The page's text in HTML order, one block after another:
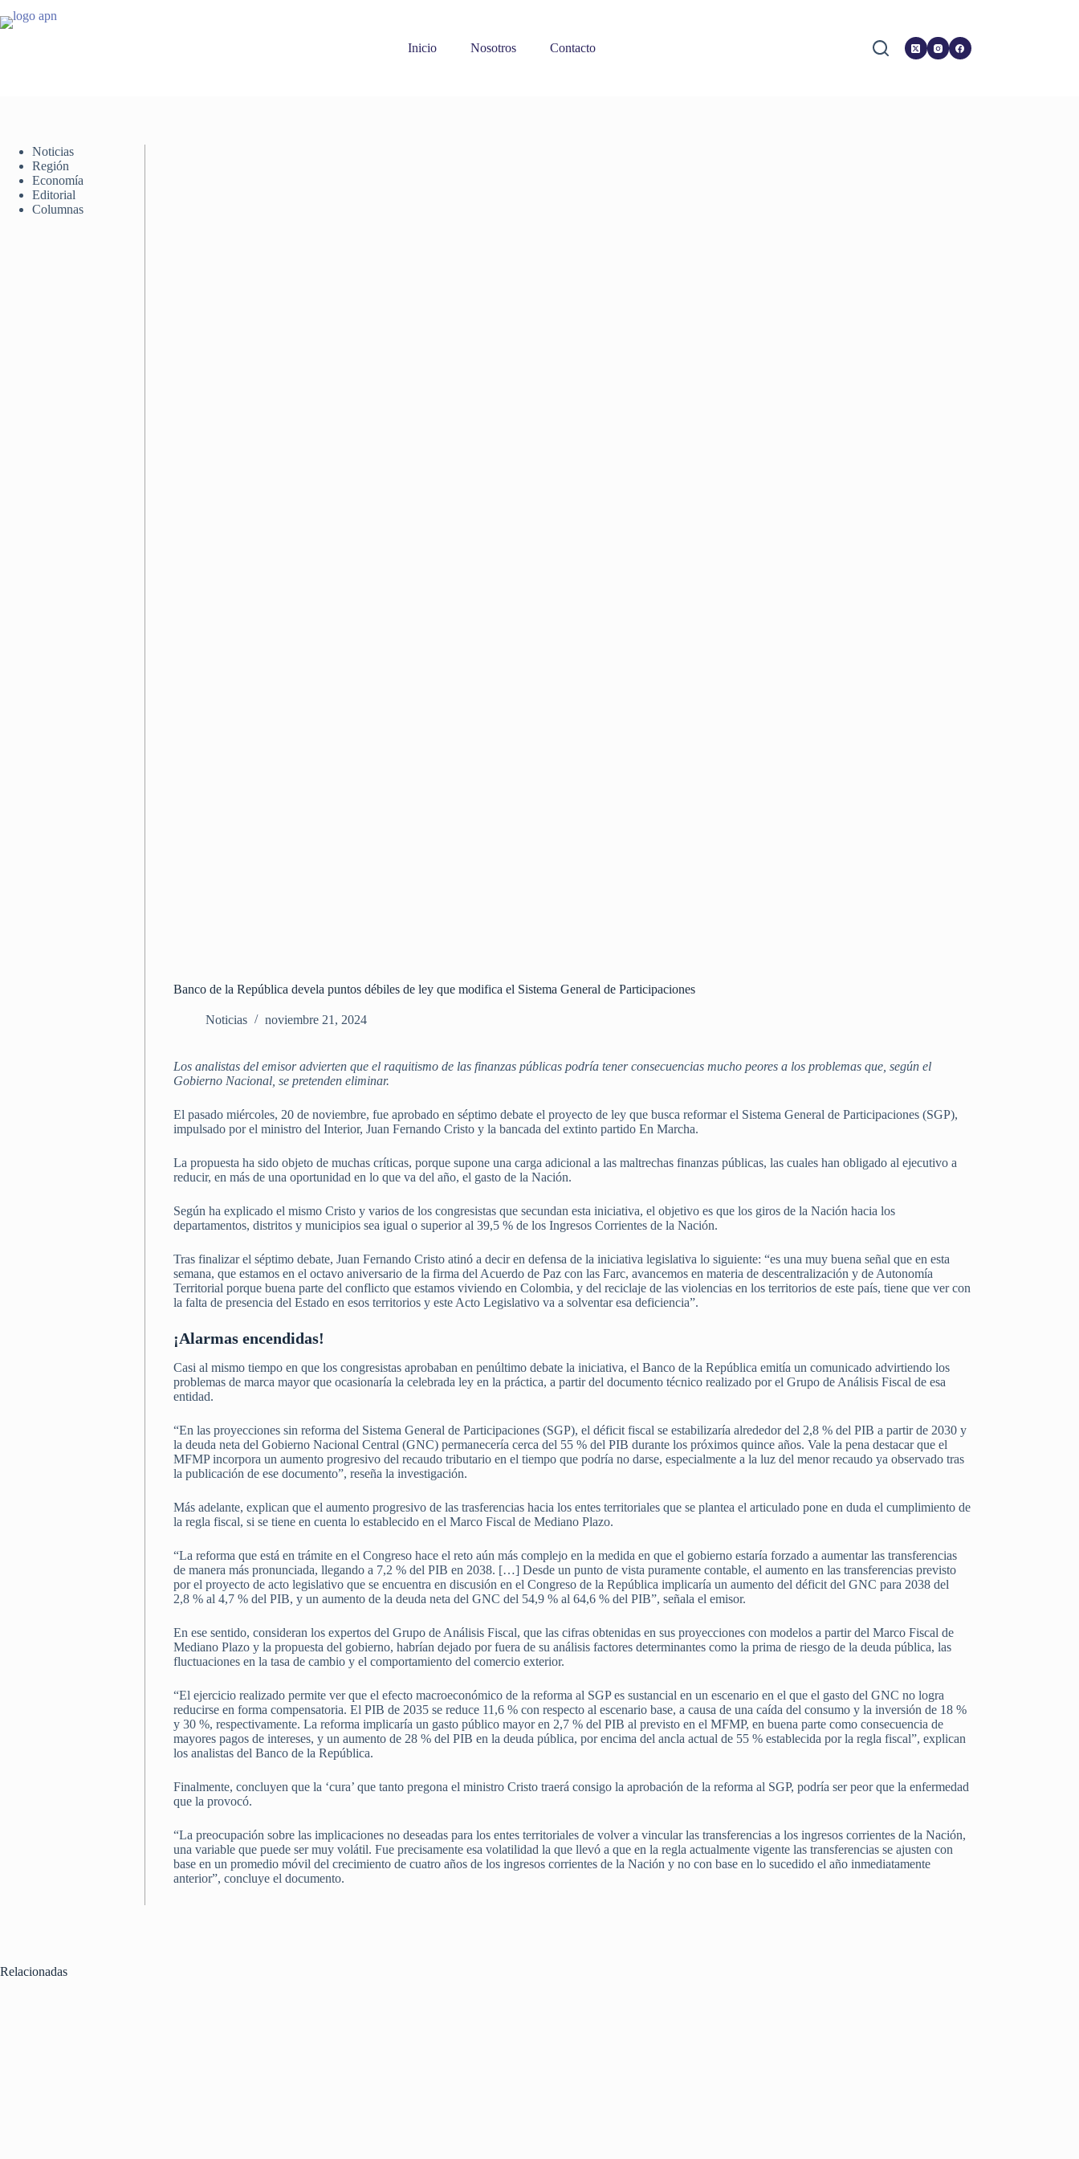
al
Inicio
Nosotros Contacto
Banco de la República devela puntos débiles de ley que modifica el Sistema General de Participaciones
Noticias noviembre 21, 2024
Los analistas del emisor advierten que el raquitismo de las finanzas públicas podría tener consecuencias mucho peores a los problemas que, según el
Gobierno Nacional, se pretenden eliminar.
El pasado miércoles, 20 de noviembre, fue aprobado en séptimo debate el proyecto de ley que busca reformar el Sistema General de Participaciones (SGP),
impulsado por el ministro del Interior, Juan Fernando Cristo y la bancada del extinto partido En Marcha.
La propuesta ha sido objeto de muchas críticas, porque supone una carga adicional a las maltrechas finanzas públicas, las cuales han obligado al ejecutivo a
reducir, en más de una oportunidad en lo que va del año, el gasto de la Nación.
Según ha explicado el mismo Cristo y varios de los congresistas que secundan esta iniciativa, el objetivo es que los giros de la Nación hacia los
departamentos, distritos y municipios sea igual o superior al 39,5 % de los Ingresos Corrientes de la Nación.
Tras finalizar el séptimo debate, Juan Fernando Cristo atinó a decir en defensa de la iniciativa legislativa lo siguiente: “es una muy buena señal que en esta
semana, que estamos en el octavo aniversario de la firma del Acuerdo de Paz con las Farc, avancemos en materia de descentralización y de Autonomía
Territorial porque buena parte del conflicto que estamos viviendo en Colombia, y del reciclaje de las violencias en los territorios de este país, tiene que ver con
la falta de presencia del Estado en esos territorios y este Acto Legislativo va a solventar esa deficiencia”.
¡Alarmas encendidas!
Casi al mismo tiempo en que los congresistas aprobaban en penúltimo debate la iniciativa, el Banco de la República emitía un comunicado advirtiendo los
problemas de marca mayor que ocasionaría la celebrada ley en la práctica, a partir del documento técnico realizado por el Grupo de Análisis Fiscal de esa
entidad.
“En las proyecciones sin reforma del Sistema General de Participaciones (SGP), el déficit fiscal se estabilizaría alrededor del 2,8 % del PIB a partir de 2030 y
la deuda neta del Gobierno Nacional Central (GNC) permanecería cerca del 55 % del PIB durante los próximos quince años. Vale la pena destacar que el
MFMP incorpora un aumento progresivo del recaudo tributario en el tiempo que podría no darse, especialmente a la luz del menor recaudo ya observado tras
la publicación de ese documento”, reseña la investigación.
Más adelante, explican que el aumento progresivo de las trasferencias hacia los entes territoriales que se plantea el articulado pone en duda el cumplimiento de
la regla fiscal, si se tiene en cuenta lo establecido en el Marco Fiscal de Mediano Plazo.
“La reforma que está en trámite en el Congreso hace el reto aún más complejo en la medida en que el gobierno estaría forzado a aumentar las transferencias
de manera más pronunciada, llegando a 7,2 % del PIB en 2038. […] Desde un punto de vista puramente contable, el aumento en las transferencias previsto
por el proyecto de acto legislativo que se encuentra en discusión en el Congreso de la República implicaría un aumento del déficit del GNC para 2038 del
2,8 % al 4,7 % del PIB, y un aumento de la deuda neta del GNC del 54,9 % al 64,6 % del PIB”, señala el emisor.
En ese sentido, consideran los expertos del Grupo de Análisis Fiscal, que las cifras obtenidas en sus proyecciones con modelos a partir del Marco Fiscal de
Mediano Plazo y la propuesta del gobierno, habrían dejado por fuera de su análisis factores determinantes como la prima de riesgo de la deuda pública, las
fluctuaciones en la tasa de cambio y el comportamiento del comercio exterior.
“El ejercicio realizado permite ver que el efecto macroeconómico de la reforma al SGP es sustancial en un escenario en el que el gasto del GNC no logra
reducirse en forma compensatoria. El PIB de 2035 se reduce 11,6 % con respecto al escenario base, a causa de una caída del consumo y la inversión de 18 %
y 30 %, respectivamente. La reforma implicaría un gasto público mayor en 2,7 % del PIB al previsto en el MFMP, en buena parte como consecuencia de
mayores pagos de intereses, y un aumento de 28 % del PIB en la deuda pública, por encima del ancla actual de 55 % establecida por la regla fiscal”, explican
los analistas del Banco de la República.
Finalmente, concluyen que la ‘cura’ que tanto pregona el ministro Cristo traerá consigo la aprobación de la reforma al SGP, podría ser peor que la enfermedad
que la provocó.
“La preocupación sobre las implicaciones no deseadas para los entes territoriales de volver a vincular las transferencias a los ingresos corrientes de la Nación,
una variable que puede ser muy volátil. Fue precisamente esa volatilidad la que llevó a que en la regla actualmente vigente las transferencias se ajusten con
base en un promedio móvil del crecimiento de cuatro años de los ingresos corrientes de la Nación y no con base en lo sucedido el año inmediatamente
anterior”, concluye el documento.
Noticias
Región
Economía
Editorial
Columnas
Relacionadas